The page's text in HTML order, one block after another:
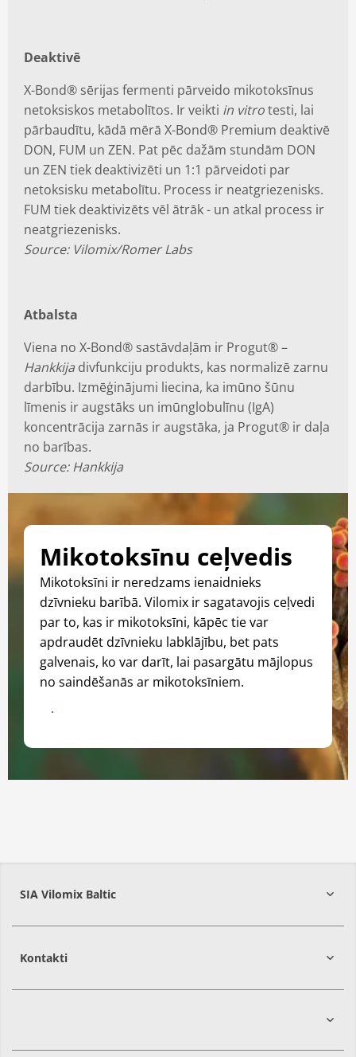
Deaktivē
X-Bond® sērijas fermenti pārveido mikotoksīnus
netoksiskos metabolītos. Ir veikti in vitrotesti, lai
pārbaudītu, kādā mērā X-Bond® Premium deaktivē
DON, FUM un ZEN. Pat pēc dažām stundām DON
un ZEN tiek deaktivizēti un 1:1 pārveidoti par
netoksisku metabolītu. Process ir neatgriezenisks.
FUM tiek deaktivizēts vēl ātrāk - un atkal process ir
neatgriezenisks.
Source: Vilomix/Romer Labs
Atbalsta
Viena no X-Bond® sastāvdaļām ir Progut® –
Hankkija divfunkciju produkts, kas normalizē zarnu
darbību. Izmēģinājumi liecina, ka imūno šūnu
līmenis ir augstāks un imūnglobulīnu (IgA)
koncentrācija zarnās ir augstāka, ja Progut® ir daļa
no barības.
Source: Hankkija
Mikotoksīnu ceļvedis
Mikotoksīni ir neredzams ienaidnieks
dzīvnieku barībā. Vilomix ir sagatavojis ceļvedi
par to, kas ir mikotoksīni, kāpēc tie var
apdraudēt dzīvnieku labklājību, bet pats
galvenais, ko var darīt, lai pasargātu mājlopus
no saindēšanās ar mikotoksīniem.
SIA Vilomix Baltic
Kontakti